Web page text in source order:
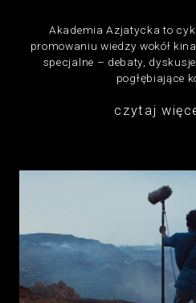
Akademia Azjatycka to
promowaniu wiedzy wokół
specjalne – debaty,
pogłębiające
czytaj